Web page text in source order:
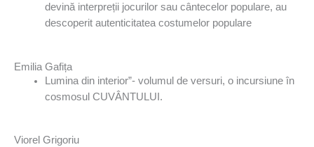
devină interpreții jocurilor sau cântecelor populare, au
descoperit autenticitatea costumelor populare
Emilia Gafița
Lumina din interior”- volumul de versuri, o incursiune în
cosmosul CUVÂNTULUI.
Viorel Grigoriu